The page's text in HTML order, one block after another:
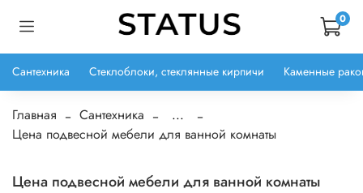
0
Сантехника Стеклоблоки, стеклянные кирпичи Каменные
Главная Сантехника
...
Цена подвесной мебели для ванной комнаты
Цена подвесной мебели для ванной комнаты